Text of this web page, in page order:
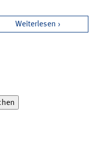
Weiterlesen